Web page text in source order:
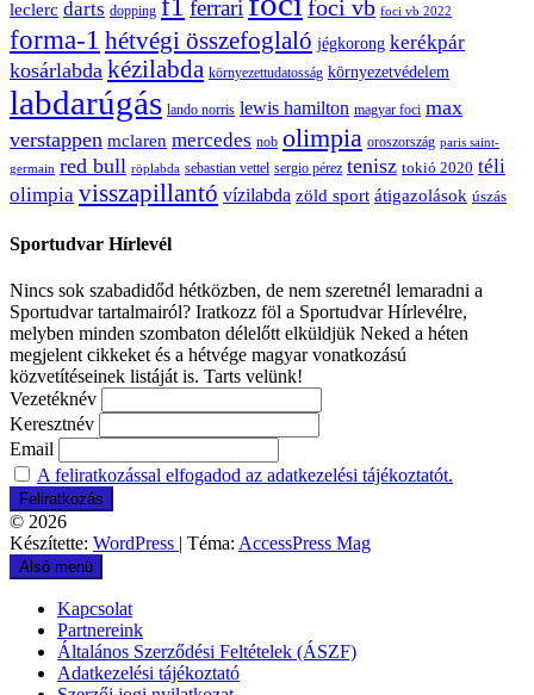
leclerc darts dopping ferrari foci vb foci vb 2022
forma-1 hétvégi összefoglaló jégkorong kerékpár
kosárlabda kézilabda környezettudatosság környezetvédelem
labdarúgás lando norris lewis hamilton magyar foci max
verstappen mclaren mercedes nob olimpia oroszország paris saint-
germain red bull röplabda sebastian vettel sergio pérez tenisz tokió 2020 téli
olimpia visszapillantó vízilabda zöld sport átigazolások úszás
Sportudvar Hírlevél
Nincs sok szabadidőd hétközben, de nem szeretnél lemaradni a
Sportudvar tartalmairól? Iratkozz föl a Sportudvar Hírlevélre,
melyben minden szombaton délelőtt elküldjük Neked a héten
megjelent cikkeket és a hétvége magyar vonatkozású
közvetítéseinek listáját is. Tarts velünk!
Vezetéknév
Keresztnév
Email
A feliratkozással elfogadod az adatkezelési tájékoztatót.
© 2026
Készítette: WordPress | Téma: AccessPress Mag
Alsó menü
Kapcsolat
Partnereink
Általános Szerződési Feltételek (ÁSZF)
Adatkezelési tájékoztató